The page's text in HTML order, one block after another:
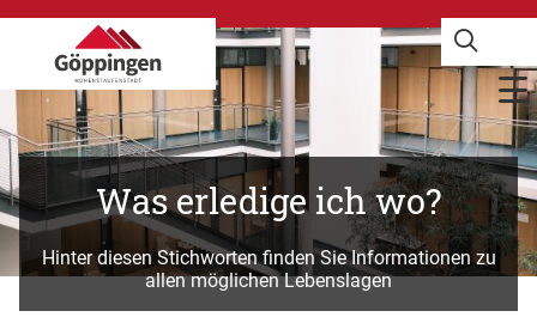
Was erledige ich wo?
Hinter diesen Stichworten finden Sie Informationen zu
allen möglichen Lebenslagen